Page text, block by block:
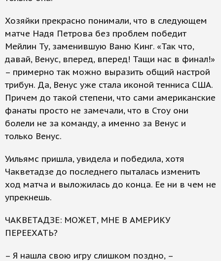
Хозяйки прекрасно понимали, что в следующем
матче Надя Петрова без проблем победит
Мейлин Ту, заменившую Ваню Кинг. «Так что,
давай, Венус, вперед, вперед! Тащи нас в финал!»
– примерно так можно выразить общий настрой
трибун. Да, Венус уже стала иконой тенниса США.
Причем до такой степени, что сами американские
фанаты просто не замечали, что в Стоу они
болели не за команду, а именно за Венус и
только Венус.
Уильямс пришла, увидела и победила, хотя
Чакветадзе до последнего пыталась изменить
ход матча и выложилась до конца. Ее ни в чем не
упрекнешь.
ЧАКВЕТАДЗЕ: МОЖЕТ, МНЕ В АМЕРИКУ
ПЕРЕЕХАТЬ?
– Я нашла свою игру слишком поздно, –